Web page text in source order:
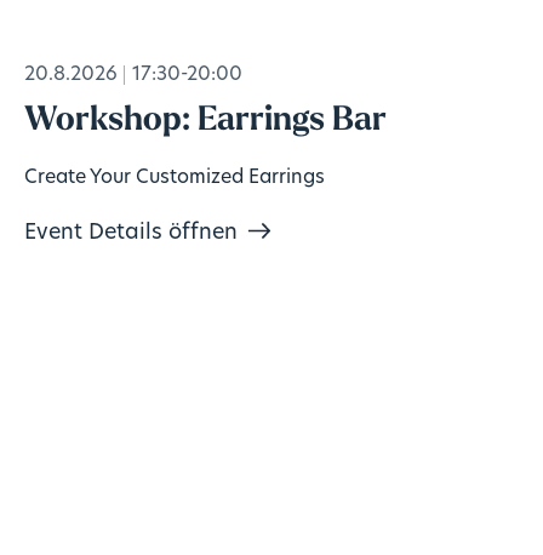
20.8.2026 17:30-20:00
Workshop: Earrings Bar
Create Your Customized Earrings
Event Details öffnen